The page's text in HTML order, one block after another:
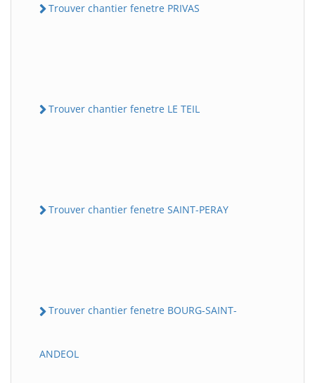
Trouver chantier fenetre PRIVAS
Trouver chantier fenetre LE TEIL
Trouver chantier fenetre SAINT-PERAY
Trouver chantier fenetre BOURG-SAINT-
ANDEOL